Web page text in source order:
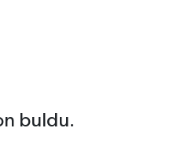
buldu.